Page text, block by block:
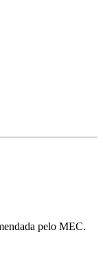
pelo MEC.